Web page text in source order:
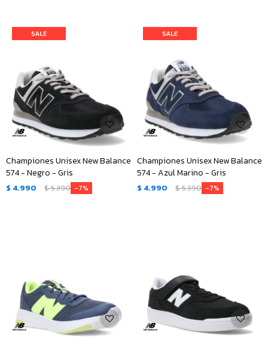
Championes Unisex New Balance
574 - Negro - Gris
$ 4.990 $5.390 7
Championes Unisex New Balance
574 - Azul Marino - Gris
$ 4.990 $5.390 7